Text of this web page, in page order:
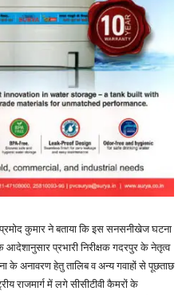
कुमार ने बताया कि इस सनसनीखेज घटना
प्रभारी निरीक्षक गदरपुर के नेतृत्व
के अनावरण हेतु तालिब व अन्य गवाहों से पूछताछ
राजमार्ग में लगे सीसीटीवी कैमरों के